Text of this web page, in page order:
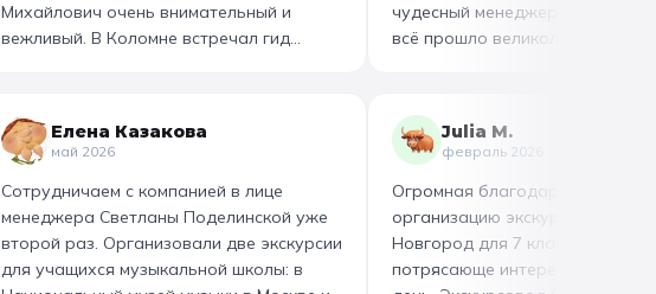
Михайлович очень внимательный и
вежливый. В Коломне встречал гид
участвовали в сценках. Обед лёгкий, но
сытный. Отдельное спасибо менеджеру
Марии, которая вела нас с момента
звонка до конца. Обратимся
обязательно ещё!
чудесный менеджер на связи
всё прошло великолепно.
катание на лошади, мастер-
и развлечения. Спасибо за
и настроение, всем
Елена Казакова
май 2026
Сотрудничаем с компанией в лице
менеджера Светланы Поделинской уже
второй раз. Организовали две экскурсии
для учащихся музыкальной школы: в
Julia M.
февраль 2026
Огромная благодарность за
организацию экскурсии в
Новгород для 7 класса.
потрясающе интересный и